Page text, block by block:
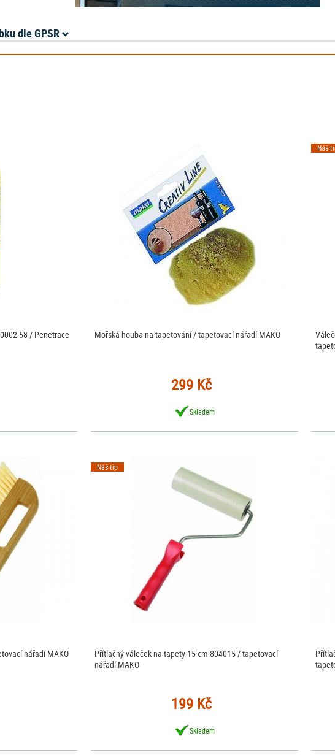
dle GPSR
58 / Penetrace
Mořská houba na tapetování / tapetovací nářadí MAKO
299 Kč
Skladem
Náš
nářadí MAKO
Náš tip
Přítlačný váleček na tapety 15 cm 804015 / tapetovací
nářadí MAKO
199 Kč
Skladem